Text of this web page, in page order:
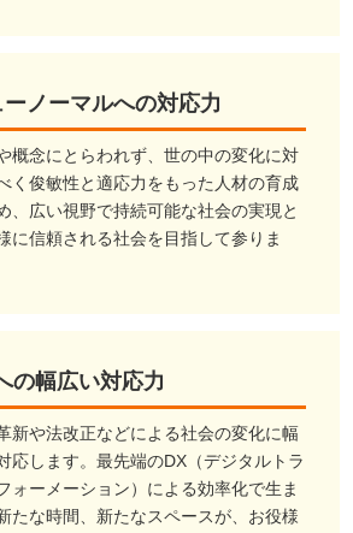
ーノーマルへの対応力
概念にとらわれず、世の中の変化に対
く俊敏性と適応力をもった人材の育成
、広い視野で持続可能な社会の実現と
に信頼される社会を目指して参りま
の幅広い対応力
新や法改正などによる社会の変化に幅
応します。最先端のDX（デジタルトラ
ォーメーション）による効率化で生ま
たな時間、新たなスペースが、お役様